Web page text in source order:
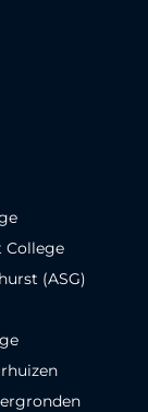
College
(ASG)